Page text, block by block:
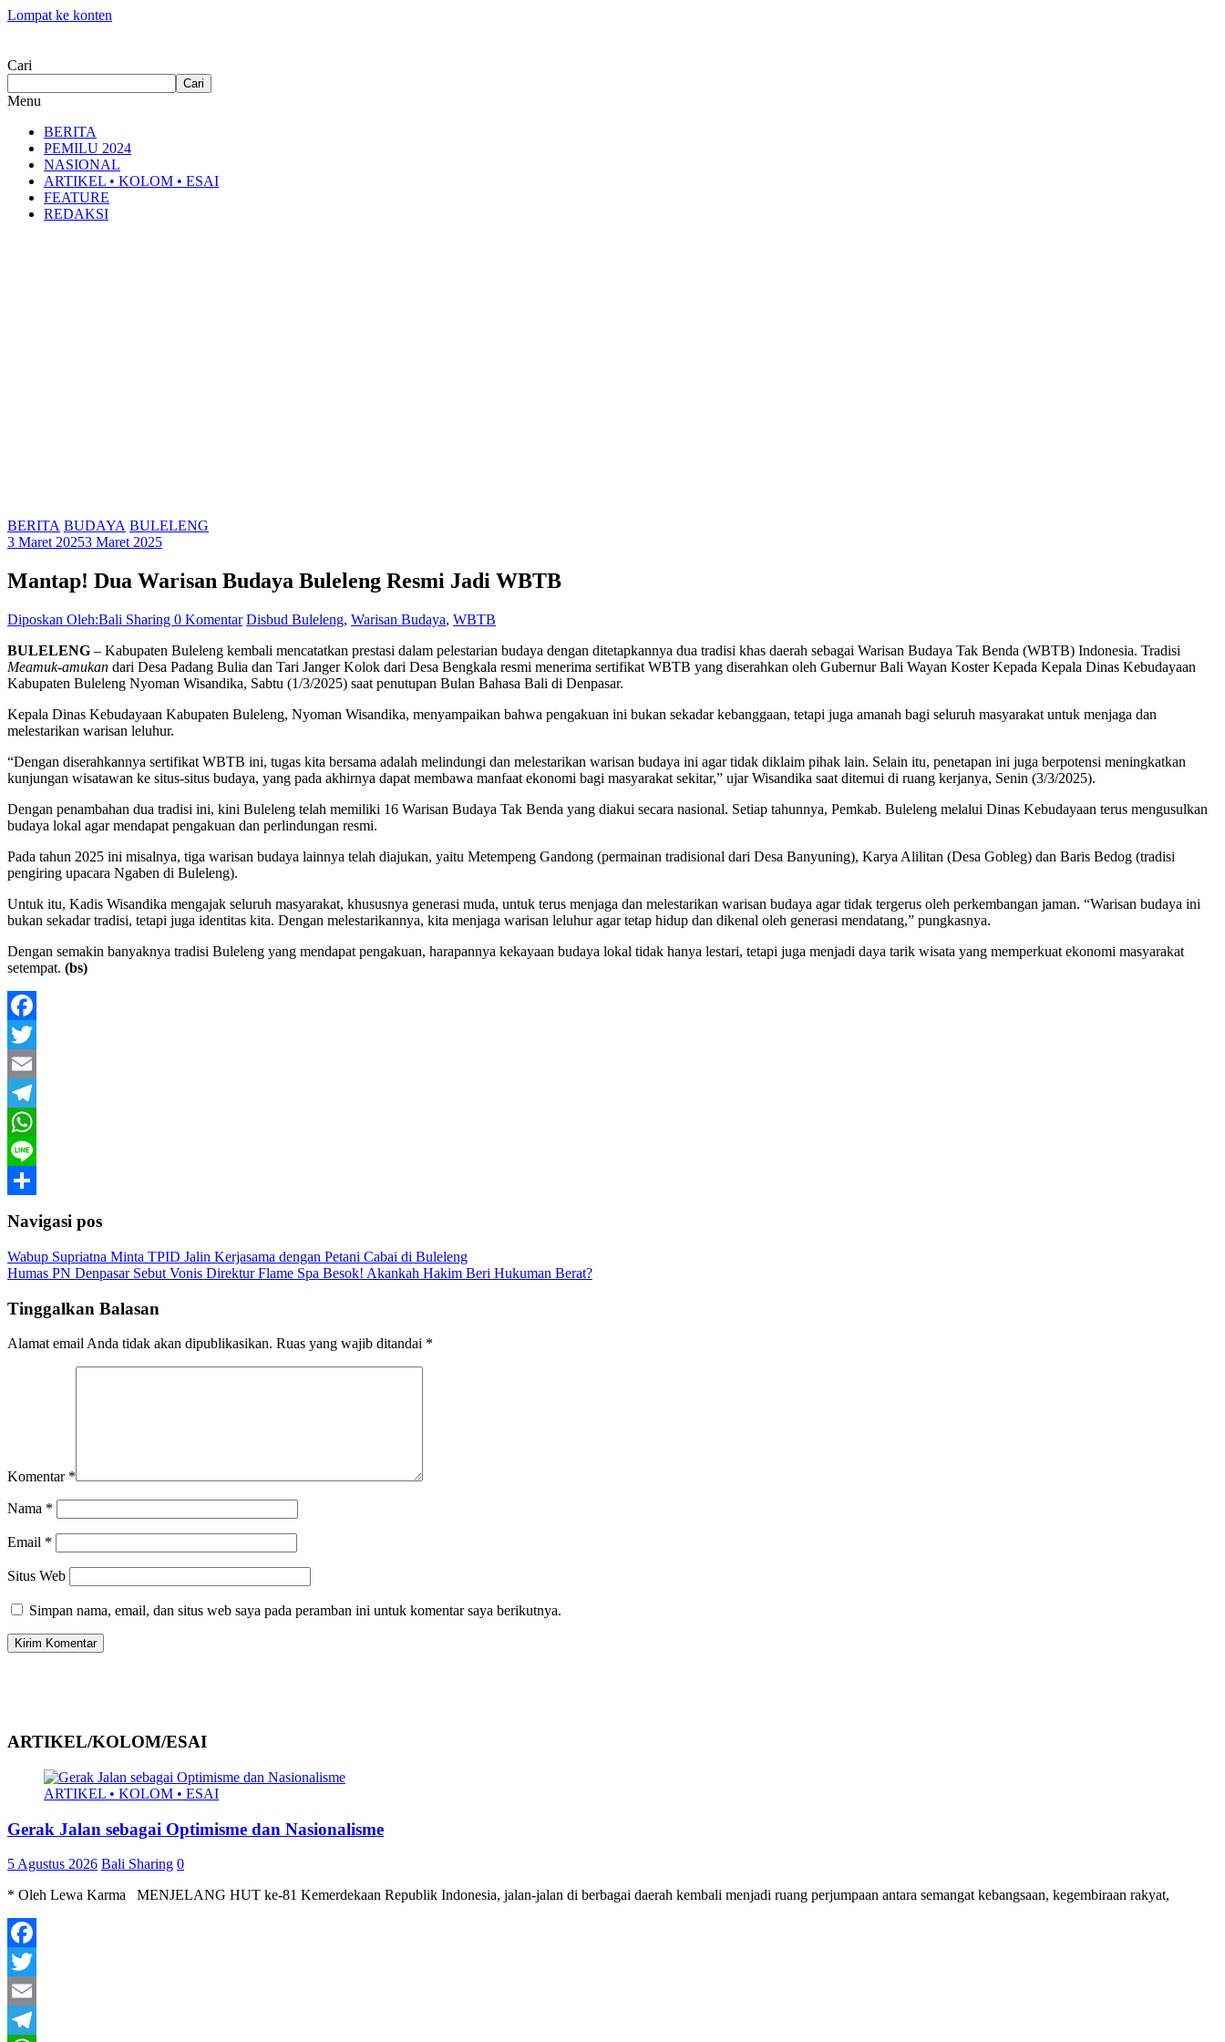
Lompat ke konten
Cari
Cari
Menu
BERITA
PEMILU 2024
NASIONAL
ARTIKEL • KOLOM • ESAI
FEATURE
REDAKSI
BERITA BUDAYA BULELENG
3 Maret 20253 Maret 2025
Mantap! Dua Warisan Budaya Buleleng Resmi Jadi WBTB
Diposkan Oleh:Bali Sharing 0 Komentar Disbud Buleleng, Warisan Budaya, WBTB
BULELENG – Kabupaten Buleleng kembali mencatatkan prestasi dalam pelestarian budaya dengan ditetapkannya dua tradisi khas daerah sebagai Warisan Budaya Tak Benda (WBTB) Indonesia. Tradisi
Meamuk-amukan dari Desa Padang Bulia dan Tari Janger Kolok dari Desa Bengkala resmi menerima sertifikat WBTB yang diserahkan oleh Gubernur Bali Wayan Koster Kepada Kepala Dinas Kebudayaan
Kabupaten Buleleng Nyoman Wisandika, Sabtu (1/3/2025) saat penutupan Bulan Bahasa Bali di Denpasar.
Kepala Dinas Kebudayaan Kabupaten Buleleng, Nyoman Wisandika, menyampaikan bahwa pengakuan ini bukan sekadar kebanggaan, tetapi juga amanah bagi seluruh masyarakat untuk menjaga dan
melestarikan warisan leluhur.
“Dengan diserahkannya sertifikat WBTB ini, tugas kita bersama adalah melindungi dan melestarikan warisan budaya ini agar tidak diklaim pihak lain. Selain itu, penetapan ini juga berpotensi meningkatkan
kunjungan wisatawan ke situs-situs budaya, yang pada akhirnya dapat membawa manfaat ekonomi bagi masyarakat sekitar,” ujar Wisandika saat ditemui di ruang kerjanya, Senin (3/3/2025).
Dengan penambahan dua tradisi ini, kini Buleleng telah memiliki 16 Warisan Budaya Tak Benda yang diakui secara nasional. Setiap tahunnya, Pemkab. Buleleng melalui Dinas Kebudayaan terus mengusulkan
budaya lokal agar mendapat pengakuan dan perlindungan resmi.
Pada tahun 2025 ini misalnya, tiga warisan budaya lainnya telah diajukan, yaitu Metempeng Gandong (permainan tradisional dari Desa Banyuning), Karya Alilitan (Desa Gobleg) dan Baris Bedog (tradisi
pengiring upacara Ngaben di Buleleng).
Untuk itu, Kadis Wisandika mengajak seluruh masyarakat, khususnya generasi muda, untuk terus menjaga dan melestarikan warisan budaya agar tidak tergerus oleh perkembangan jaman. “Warisan budaya ini
bukan sekadar tradisi, tetapi juga identitas kita. Dengan melestarikannya, kita menjaga warisan leluhur agar tetap hidup dan dikenal oleh generasi mendatang,” pungkasnya.
Dengan semakin banyaknya tradisi Buleleng yang mendapat pengakuan, harapannya kekayaan budaya lokal tidak hanya lestari, tetapi juga menjadi daya tarik wisata yang memperkuat ekonomi masyarakat
setempat. (bs)
Facebook
Twitter
Email
Telegram
WhatsApp
Line
Navigasi pos
Wabup Supriatna Minta TPID Jalin Kerjasama dengan Petani Cabai di Buleleng
Humas PN Denpasar Sebut Vonis Direktur Flame Spa Besok! Akankah Hakim Beri Hukuman Berat?
Tinggalkan Balasan
Alamat email Anda tidak akan dipublikasikan. Ruas yang wajib ditandai *
Komentar *
Nama *
Email *
Situs Web
Simpan nama, email, dan situs web saya pada peramban ini untuk komentar saya berikutnya.
ARTIKEL/KOLOM/ESAI
ARTIKEL • KOLOM • ESAI
Gerak Jalan sebagai Optimisme dan Nasionalisme
5 Agustus 2026 Bali Sharing 0
* Oleh Lewa Karma MENJELANG HUT ke-81 Kemerdekaan Republik Indonesia, jalan-jalan di berbagai daerah kembali menjadi ruang perjumpaan antara semangat kebangsaan, kegembiraan rakyat,
Facebook
Twitter
Email